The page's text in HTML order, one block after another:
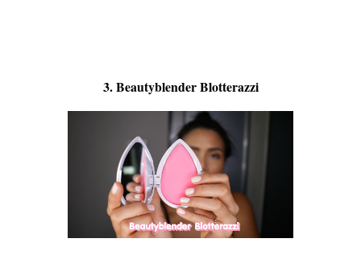
3. Beautyblender Blotterazzi